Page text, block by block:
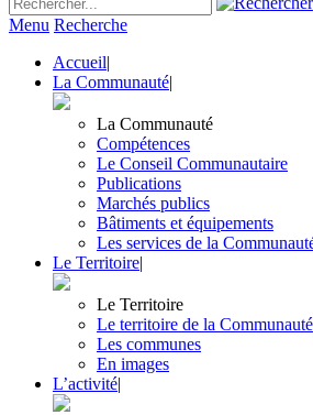
Menu Recherche
Accueil|
La Communauté|
La Communauté
Compétences
Le Conseil Communautaire
Publications
Marchés publics
Bâtiments et équipements
Les services de la
Le Territoire|
Le Territoire
Le territoire de la Communauté
Les communes
En images
L’activité|